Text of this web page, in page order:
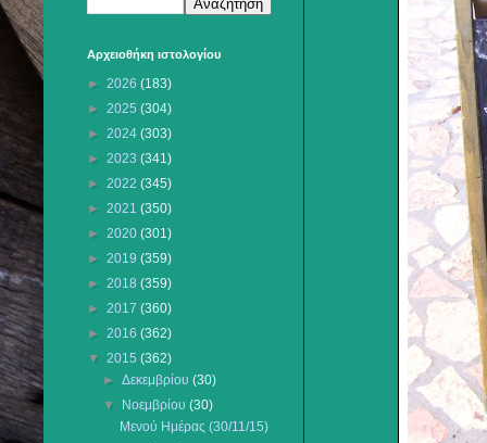
Αρχειοθήκη ιστολογίου
► 2026 (183)
► 2025 (304)
► 2024 (303)
► 2023 (341)
► 2022 (345)
► 2021 (350)
► 2020 (301)
► 2019 (359)
► 2018 (359)
► 2017 (360)
► 2016 (362)
▼ 2015 (362)
►Δεκεμβρίου(30)
▼
Νοεμβρίου(30)
Μενού Ημέρας (30/11/15)